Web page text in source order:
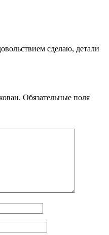
сделаю, детали
Обязательные поля